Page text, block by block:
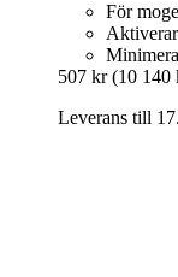
För
507 kr (10 140
Leverans till